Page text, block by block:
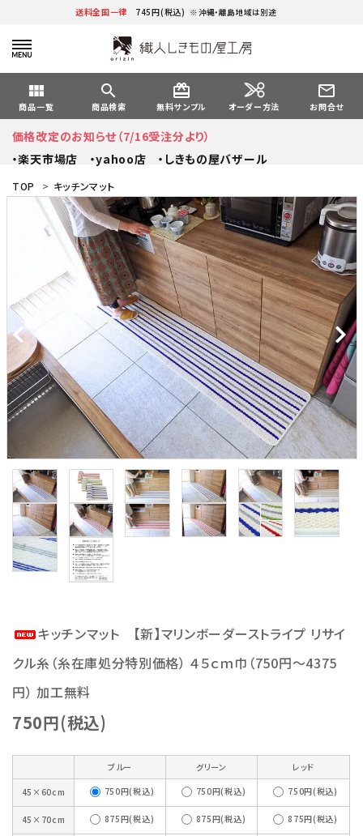
送料全国一律 745円(税込) ※沖縄・離島地域は別途
view_module
商品一覧
search
商品検索
card_giftcard
無料サンプル オーダー方法
mail_outline
お問合せ
価格改定のお知らせ（7/16受注分より）
・楽天市場店
・yahoo店 ・しきもの屋バザール
TOP > キッチンマット
キッチンマット 【新】マリンボーダーストライプ リサイ
クル糸（糸在庫処分特別価格） ４５ｃｍ巾（750円～4375
円） 加工無料
750円(税込)
ブルー グリーン レッド
45×60cm 750円(税込) 750円(税込) 750円(税込)
45×70cm 875円(税込) 875円(税込) 875円(税込)